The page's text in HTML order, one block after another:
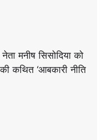
मनीष सिसोदिया को
कथित ‘आबकारी नीति